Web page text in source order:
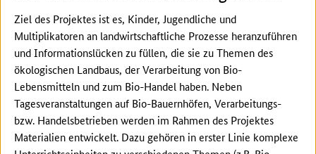
Ziel des Projektes ist es, Kinder, Jugendliche und
Multiplikatoren an landwirtschaftliche Prozesse heranzuführen
und Informationslücken zu füllen, die sie zu Themen des
ökologischen Landbaus, der Verarbeitung von Bio-
Lebensmitteln und zum Bio-Handel haben. Neben
Tagesveranstaltungen auf Bio-Bauernhöfen, Verarbeitungs-
bzw. Handelsbetrieben werden im Rahmen des Projektes
Materialien entwickelt. Dazu gehören in erster Linie komplexe